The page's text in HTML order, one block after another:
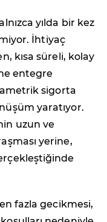
yılda bir kez
İhtiyaç
kısa süreli, kolay
entegre
sigorta
yaratıyor.
uzun ve
yerine,
fazla gecikmesi,